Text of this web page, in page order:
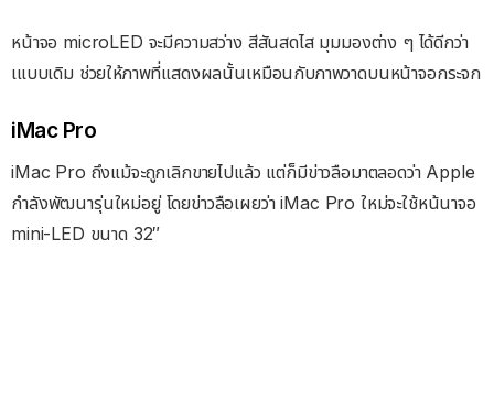
หน้าจอ microLED จะมีความสว่าง สีสันสดไส มุมมองต่าง ๆ ได้ดีกว่า
เแบบเดิม ช่วยให้ภาพที่แสดงผลนั้นเหมือนกับภาพวาดบนหน้าจอกระจก
iMac Pro
iMac Pro ถึงแม้จะถูกเลิกขายไปแล้ว แต่ก็มีข่าวลือมาตลอดว่า Apple
กำลังพัฒนารุ่นใหม่อยู่ โดยข่าวลือเผยว่า iMac Pro ใหม่จะใช้หน้นาจอ
mini-LED ขนาด 32″